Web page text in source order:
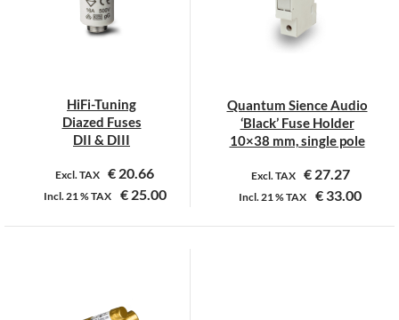
optie
kan
de
productpagina
optie
kan
de
productpagina
HiFi-Tuning
Diazed Fuses
DII & DIII
Excl. TAX € 20.66
Incl. 21 %TAX €25.00
Dit
variaties.
Quantum Sience Audio
‘Black’ Fuse Holder
10×38 mm, single pole
Excl. TAX €27.27
Incl. 21 %TAX € 33.00